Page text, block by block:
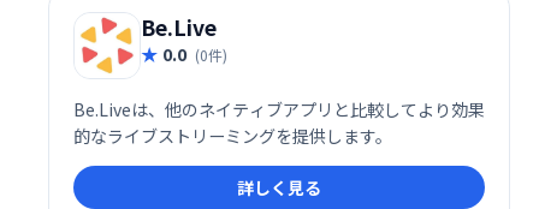
Be.Live
0.0 (0件)
Be.Liveは、他のネイティブアプリと比較してより効果
的なライブストリーミングを提供します。
詳しく見る